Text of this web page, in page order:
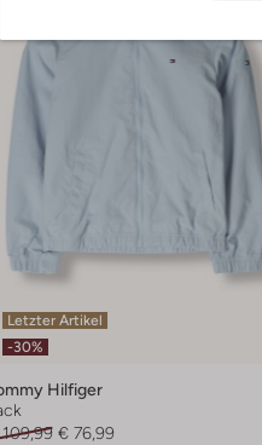
Letzter Artikel
-30%
Hilfiger
€ 76,99